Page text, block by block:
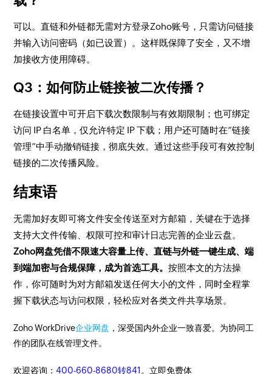
可以。直链和外链都无需对方登录Zoho账号，只需访问链接
并输入访问密码（如已设置）。这样既保障了安全，又不增
加接收方使用障碍。
Q3：如何防止链接被二次传播？
在链接设置中可开启下载次数限制与有效期限制；也可绑定
访问 IP 白名单，仅允许特定 IP 下载；用户还可随时在“链接
管理”中手动撤销链接，彻底失效。通过这些手段可有效控制
链接的二次传播风险。
结束语
无需加好友即可将文件安全传送至对方邮箱，关键在于选择
支持大文件传输、权限可控和审计日志完善的企业云盘。
Zoho网盘凭借不限速大容量上传、直链与外链一键生成、端
到端加密与合规保障，成为首选工具。按照本文的方法操
作，你可随时为对方邮箱发送任何大小的文件，同时全程掌
握下载状态与访问权限，轻松应对各类文件共享场景。
Zoho WorkDrive企业网盘 ，深受国内外企业一致喜爱。为协同工
作的团队在线管理文件。
欢迎咨询：400-660-8680转841 。立即免费体